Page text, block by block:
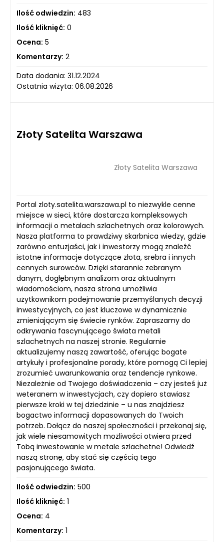
Ilość odwiedzin: 483
Ilość kliknięć: 0
Ocena: 5
Komentarzy: 2
Data dodania: 31.12.2024
Ostatnia wizyta: 06.08.2026
Złoty Satelita Warszawa
Złoty Satelita Warszawa
Portal zloty.satelita.warszawa.pl to niezwykle cenne
miejsce w sieci, które dostarcza kompleksowych
informacji o metalach szlachetnych oraz kolorowych.
Nasza platforma to prawdziwy skarbnica wiedzy, gdzie
zarówno entuzjaści, jak i inwestorzy mogą znaleźć
istotne informacje dotyczące złota, srebra i innych
cennych surowców. Dzięki starannie zebranym
danym, dogłębnym analizom oraz aktualnym
wiadomościom, nasza strona umożliwia
użytkownikom podejmowanie przemyślanych decyzji
inwestycyjnych, co jest kluczowe w dynamicznie
zmieniającym się świecie rynków. Zapraszamy do
odkrywania fascynującego świata metali
szlachetnych na naszej stronie. Regularnie
aktualizujemy naszą zawartość, oferując bogate
artykuły i profesjonalne porady, które pomogą Ci lepiej
zrozumieć uwarunkowania oraz tendencje rynkowe.
Niezależnie od Twojego doświadczenia – czy jesteś już
weteranem w inwestycjach, czy dopiero stawiasz
pierwsze kroki w tej dziedzinie – u nas znajdziesz
bogactwo informacji dopasowanych do Twoich
potrzeb. Dołącz do naszej społeczności i przekonaj się,
jak wiele niesamowitych możliwości otwiera przed
Tobą inwestowanie w metale szlachetne! Odwiedź
naszą stronę, aby stać się częścią tego
pasjonującego świata.
Ilość odwiedzin: 500
Ilość kliknięć: 1
Ocena: 4
Komentarzy: 1